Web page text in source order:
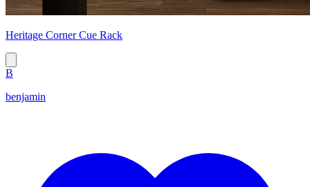
Heritage Corner Cue Rack
B
benjamin